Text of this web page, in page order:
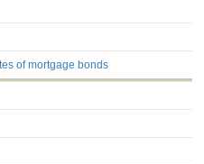
of mortgage bonds